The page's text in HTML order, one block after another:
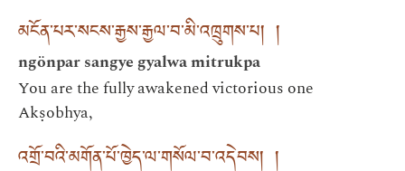
མངོན་པར་སངས་རྒྱས་རྒྱལ་བ་མི་འཁྲུགས་པ། །
ngönpar sangye gyalwa mitrukpa
You are the fully awakened victorious one
Akṣobhya,
འགྲོ་བའི་མགོན་པོ་ཁྱེད་ལ་གསོལ་བ་འདེབས། །